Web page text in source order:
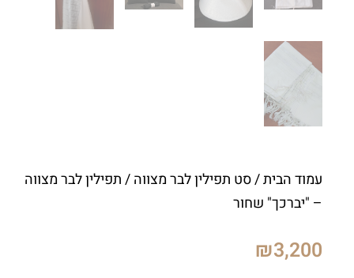
עמוד הבית/סט תפילין לבר מצווה/ תפילין לבר מצווה
– "יברכך" שחור
₪3,200